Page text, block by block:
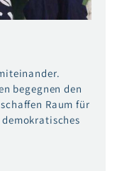
begegnen den
Raum für